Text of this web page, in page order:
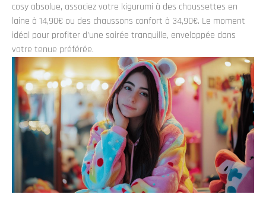
cosy absolue, associez votre kigurumi à des chaussettes en
laine à 14,90€ ou des chaussons confort à 34,90€. Le moment
idéal pour profiter d’une soirée tranquille, enveloppée dans
votre tenue préférée.